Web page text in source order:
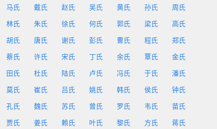
马氏 戴氏 赵氏 吴氏 黄氏 孙氏 周氏
林氏 朱氏 徐氏 何氏 郭氏 梁氏 高氏
胡氏 唐氏 谢氏 彭氏 曹氏 程氏 郑氏
蔡氏 许氏 宋氏 丁氏 余氏 覃氏 金氏
田氏 杜氏 陆氏 卢氏 冯氏 于氏 潘氏
莫氏 崔氏 吕氏 姚氏 韩氏 侯氏 钟氏
孔氏 魏氏 苏氏 曾氏 罗氏 韦氏 苗氏
贾氏 姜氏 赖氏 叶氏 黎氏 方氏 蒋氏